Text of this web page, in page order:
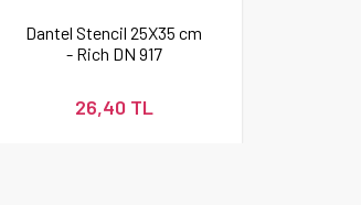
Dantel Stencil 25X35 cm
- Rich DN 917
26,40 TL